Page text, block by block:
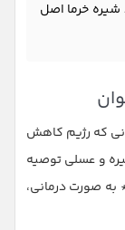
شیره خرما اصل
که رژیم کاهش
و عسلی توصیه
صورت درمانی،